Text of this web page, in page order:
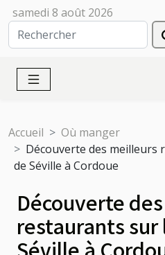
samedi 8 août 2026
Accueil
Où manger
Découverte des meilleurs
de Séville à Cordoue
Découverte
restaurants
Séville à